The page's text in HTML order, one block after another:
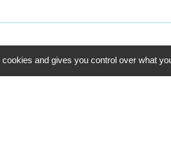
and gives you control over what